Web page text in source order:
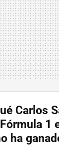
Carlos
1
ha